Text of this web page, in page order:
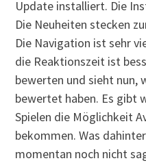
Update installiert. Die
Die Neuheiten stecken
Die Navigation ist sehr
die Reaktionszeit ist
bewerten und sieht nun,
bewertet haben. Es gibt
Spielen die Möglichkeit
bekommen. Was
momentan noch nicht